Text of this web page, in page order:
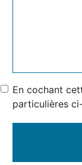
En cochant
particulières